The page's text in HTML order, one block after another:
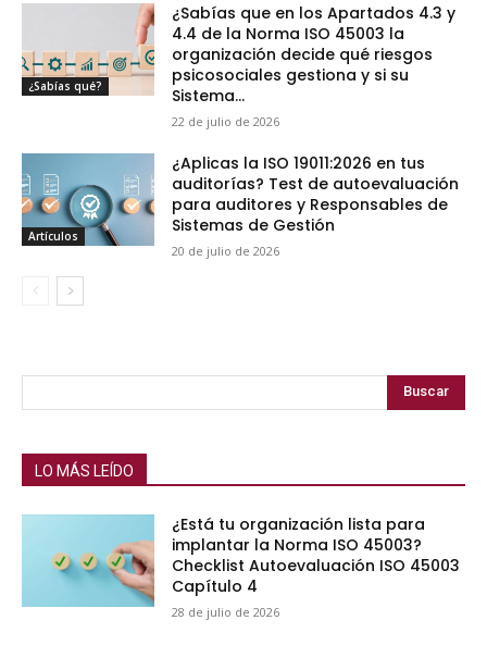
¿Sabías qué?
¿Sabías que en los Apartados 4.3 y
4.4 de la Norma ISO 45003 la
organización decide qué riesgos
psicosociales gestiona y si su
Sistema...
22 de julio de 2026
Artículos
¿Aplicas la ISO 19011:2026 en tus
auditorías? Test de autoevaluación
para auditores y Responsables de
Sistemas de Gestión
20 de julio de 2026
Buscar
LO MÁS LEÍDO
¿Está tu organización lista para
implantar la Norma ISO 45003?
Checklist Autoevaluación ISO 45003
Capítulo 4
28 de julio de 2026